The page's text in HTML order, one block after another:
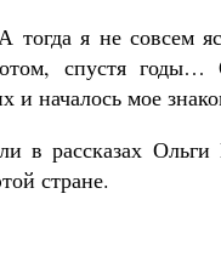
тогда я не совсем
спустя
началось мое
в рассказах
стране.